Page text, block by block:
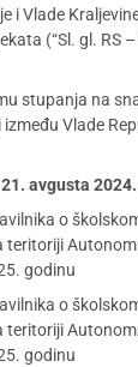
i Vlade
(“Sl. gl. RS
stupanja na
Vlade
avgusta
o
teritoriji
godinu
o
teritoriji
godinu